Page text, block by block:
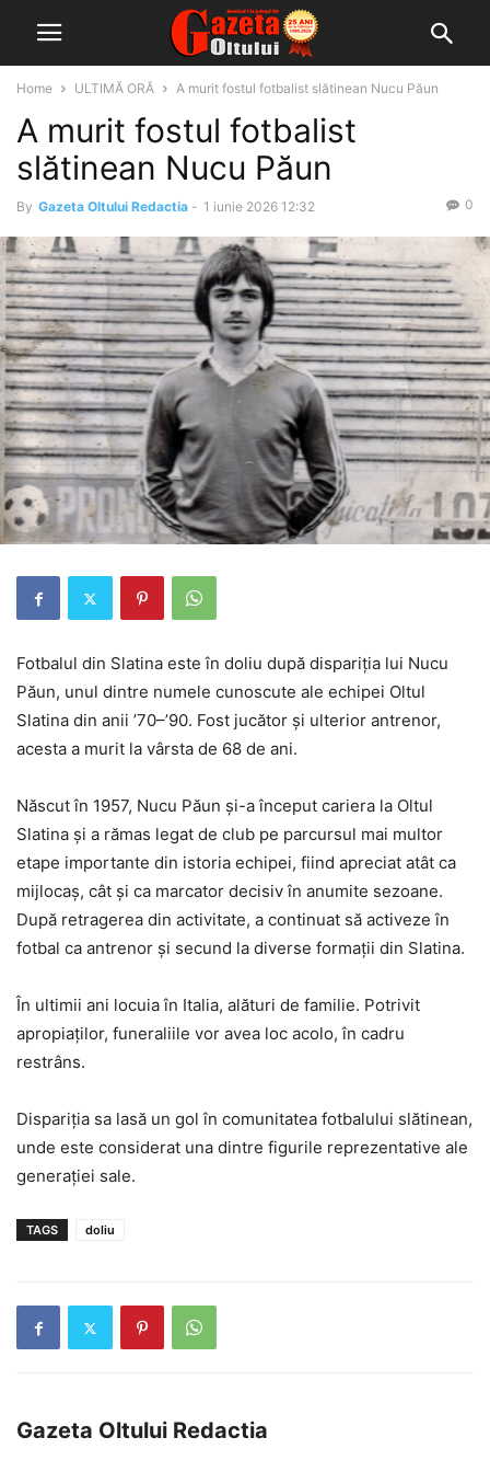
Home ULTIMĂ ORĂ A murit fostul fotbalist slătinean Nucu Păun
A murit fostul fotbalist
slătinean Nucu Păun
By Gazeta Oltului Redactia - 1 iunie 2026 12:32 0
Fotbalul din Slatina este în doliu după dispariția lui Nucu
Păun, unul dintre numele cunoscute ale echipei Oltul
Slatina din anii ’70–’90. Fost jucător și ulterior antrenor,
acesta a murit la vârsta de 68 de ani.
Născut în 1957, Nucu Păun și-a început cariera la Oltul
Slatina și a rămas legat de club pe parcursul mai multor
etape importante din istoria echipei, fiind apreciat atât ca
mijlocaș, cât și ca marcator decisiv în anumite sezoane.
După retragerea din activitate, a continuat să activeze în
fotbal ca antrenor și secund la diverse formații din Slatina.
În ultimii ani locuia în Italia, alături de familie. Potrivit
apropiaților, funeraliile vor avea loc acolo, în cadru
restrâns.
Dispariția sa lasă un gol în comunitatea fotbalului slătinean,
unde este considerat una dintre figurile reprezentative ale
generației sale.
TAGS doliu
Gazeta Oltului Redactia